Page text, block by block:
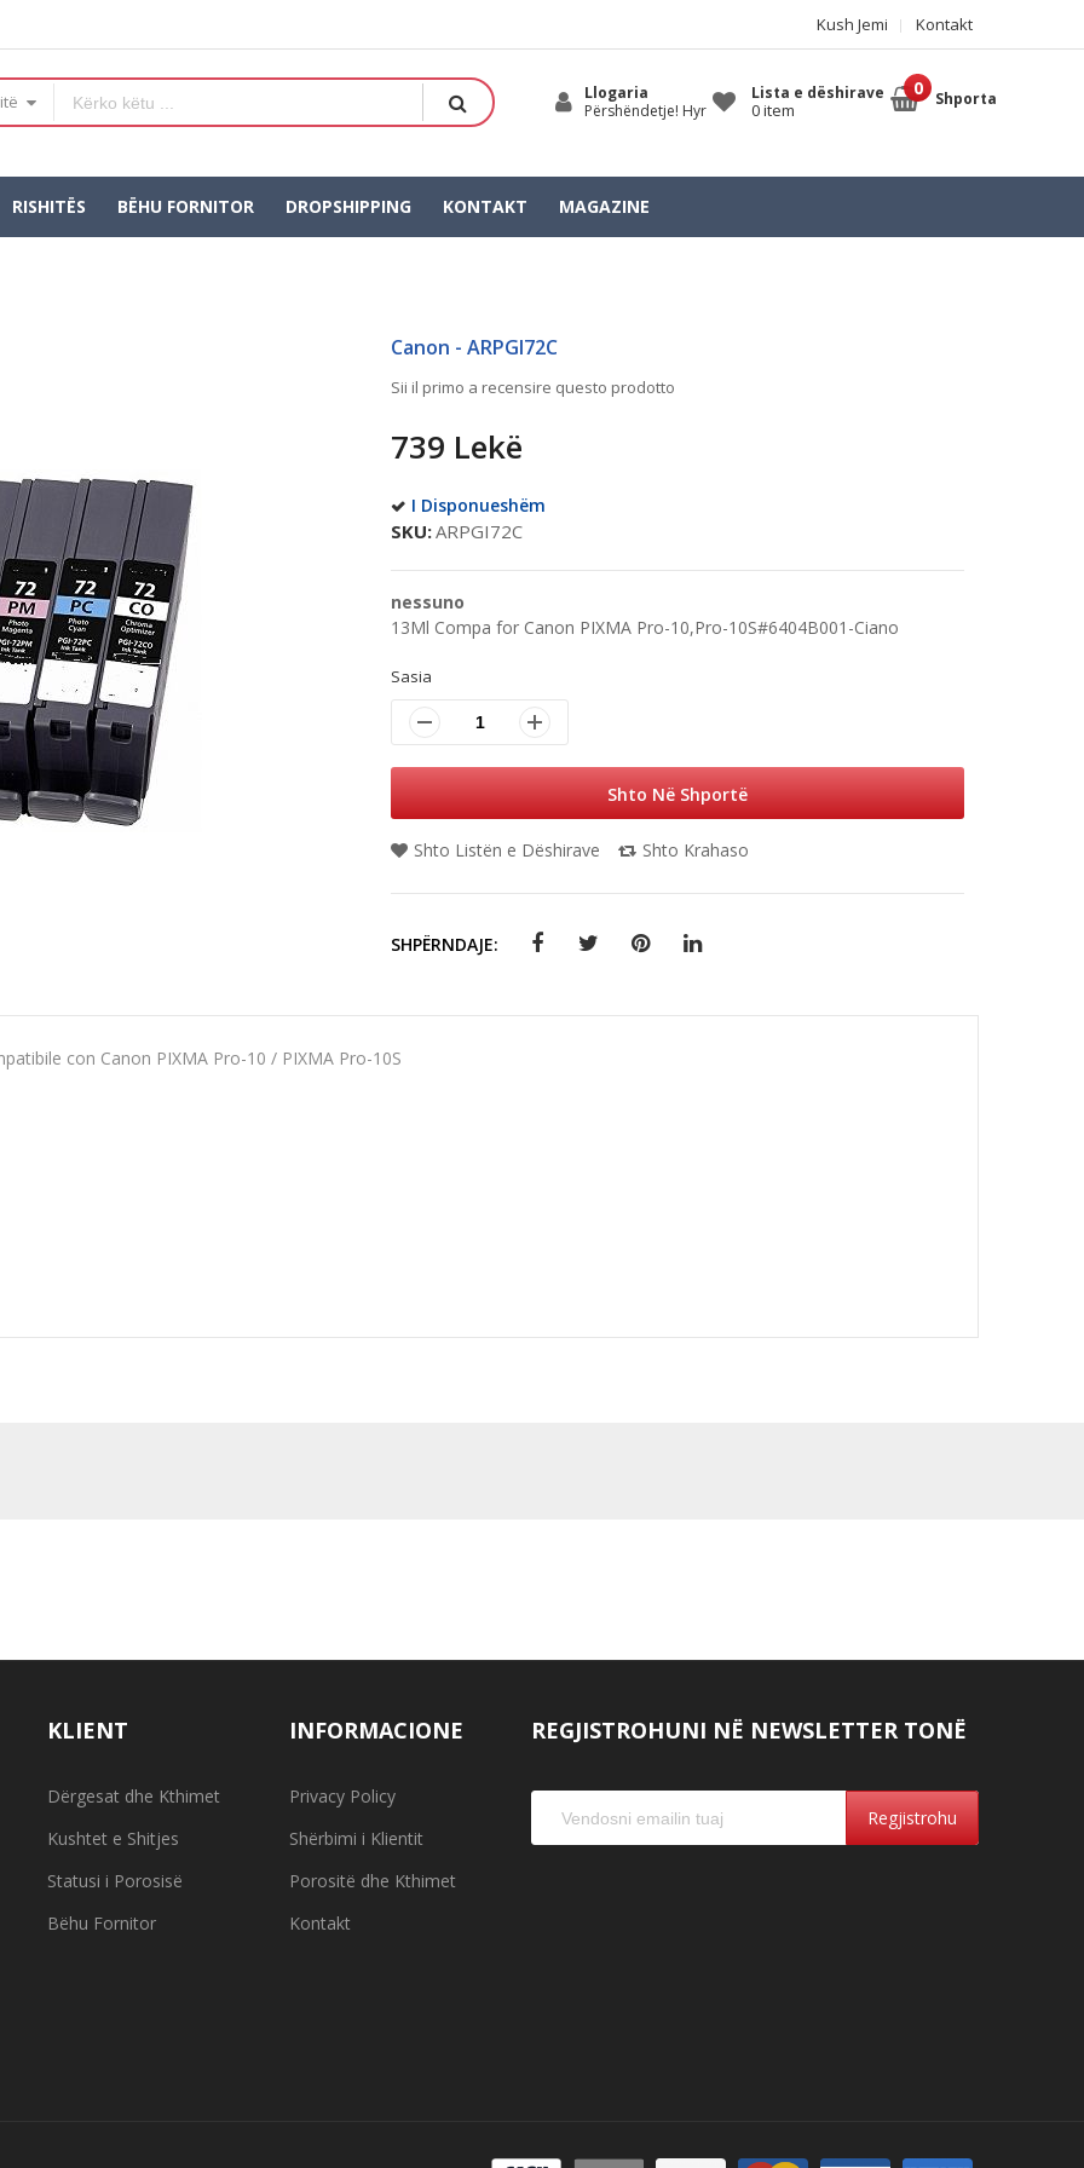
Kush Jemi Kontakt
Llogaria
Përshëndetje! Hyr
Lista e dëshirave
0 item
Shporta
RISHITËS BËHU FORNITOR DROPSHIPPING KONTAKT MAGAZINE
Canon - ARPGI72C
Sii il primo a recensire questo prodotto
739 Lekë
I Disponueshëm
SKU ARPGI72C
nessuno
13Ml Compa for Canon PIXMA Pro-10,Pro-10S#6404B001-Ciano
Sasia
Shto Në Shportë
Shto Listën e Dëshirave Shto Krahaso
SHPËRNDAJE:
con Canon PIXMA Pro-10 / PIXMA Pro-10S
KLIENT
Dërgesat dhe Kthimet
Kushtet e Shitjes
Statusi i Porosisë
Bëhu Fornitor
INFORMACIONE
Privacy Policy
Shërbimi i Klientit
Porositë dhe Kthimet
Kontakt
REGJISTROHUNI NË NEWSLETTER TONË
Regjistrohu